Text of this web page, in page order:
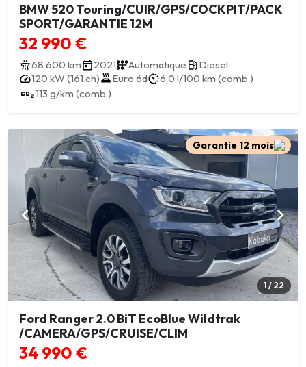
BMW 520 Touring/CUIR/GPS/COCKPIT/PACK
SPORT/GARANTIE 12M
32 990 €
68 600 km 2021 Automatique
Diesel
120 kW (161 ch)
Euro 6d
6,0 l/100 km (comb.)
113 g/km (comb.)
Garantie 12 mois
1 / 22
Ford Ranger 2.0 BiT EcoBlue Wildtrak
/CAMERA/GPS/CRUISE/CLIM
34 990 €